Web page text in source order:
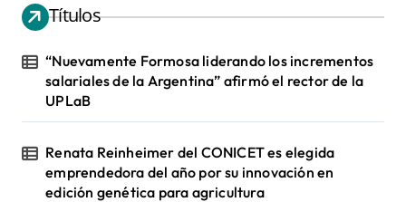
Títulos
“Nuevamente Formosa liderando los incrementos
salariales de la Argentina” afirmó el rector de la
UPLaB
Renata Reinheimer del CONICET es elegida
emprendedora del año por su innovación en
edición genética para agricultura